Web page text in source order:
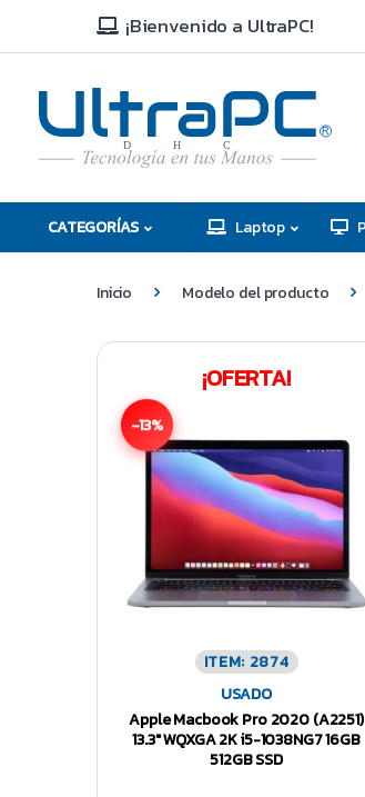
¡Bienvenido a UltraPC!
C
H
D
R
CATEGORÍAS Laptop
Inicio Modelo del producto
¡OFERTA!
-13%
ITEM: 2874
USADO
Apple Macbook Pro 2020 (A2251)
13.3″ WQXGA 2K i5-1038NG7 16GB
512GB SSD